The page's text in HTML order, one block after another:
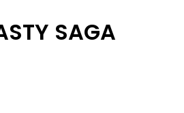
SAGA